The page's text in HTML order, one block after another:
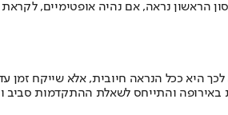
הראשון נראה, אם נהיה אופטימיים,
היא ככל הנראה חיובית, אלא שייקח זמן
והתייחס לשאלת ההתקדמות סביב